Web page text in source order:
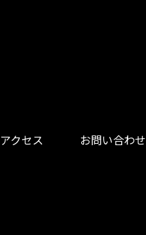
アクセス お問い合わせ